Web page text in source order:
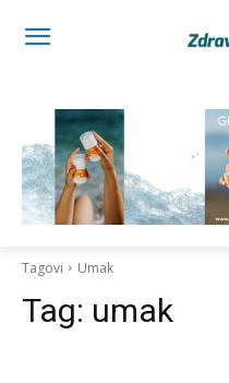
Tagovi Umak
Tag: umak